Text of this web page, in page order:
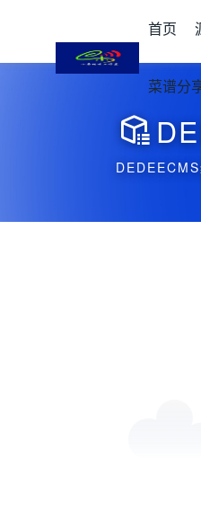
首页
菜谱分
